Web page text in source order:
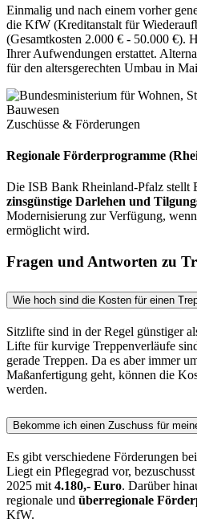
Einmalig und nach einem vorher
die KfW (Kreditanstalt für
(Gesamtkosten 2.000 € - 50.000 €).
Ihrer Aufwendungen erstattet.
für den altersgerechten Umbau in
Zuschüsse & Förderungen
Regionale Förderprogramme
Die ISB Bank Rheinland-Pfalz stellt
zinsgünstige Darlehen und
Modernisierung zur Verfügung,
ermöglicht wird.
Fragen und Antworten zu
Wie hoch sind die Kosten für einen
Sitzlifte sind in der Regel günstiger
Lifte für kurvige Treppenverläufe
gerade Treppen. Da es aber immer
Maßanfertigung geht, können die
werden.
Bekomme ich einen Zuschuss für
Es gibt verschiedene Förderungen
Liegt ein Pflegegrad vor,
2025 mit 4.180,- Euro. Darüber
regionale und überregionale
KfW.